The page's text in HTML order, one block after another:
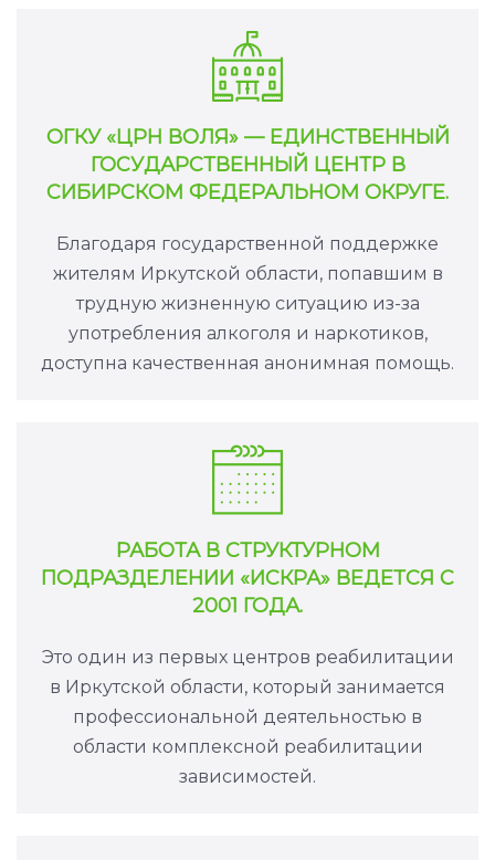
ОГКУ «ЦРН ВОЛЯ» — ЕДИНСТВЕННЫЙ
ГОСУДАРСТВЕННЫЙ ЦЕНТР В
СИБИРСКОМ ФЕДЕРАЛЬНОМ ОКРУГЕ.
Благодаря государственной поддержке
жителям Иркутской области, попавшим в
трудную жизненную ситуацию из-за
употребления алкоголя и наркотиков,
доступна качественная анонимная помощь.
РАБОТА В СТРУКТУРНОМ
ПОДРАЗДЕЛЕНИИ «ИСКРА» ВЕДЕТСЯ С
2001 ГОДА.
Это один из первых центров реабилитации
в Иркутской области, который занимается
профессиональной деятельностью в
области комплексной реабилитации
зависимостей.